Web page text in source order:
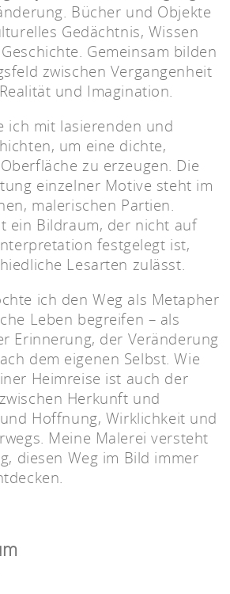
Bücher und Objekte
Gedächtnis, Wissen
Gemeinsam bilden
zwischen Vergangenheit
und Imagination.
ich mit lasierenden und
um eine dichte,
zu erzeugen. Die
einzelner Motive steht im
malerischen Partien.
ein Bildraum, der nicht auf
festgelegt ist,
Lesarten zulässt.
ich den Weg als Metapher
Leben begreifen – als
Erinnerung, der Veränderung
dem eigenen Selbst. Wie
Heimreise ist auch der
Herkunft und
Hoffnung, Wirklichkeit und
Meine Malerei versteht
diesen Weg im Bild immer